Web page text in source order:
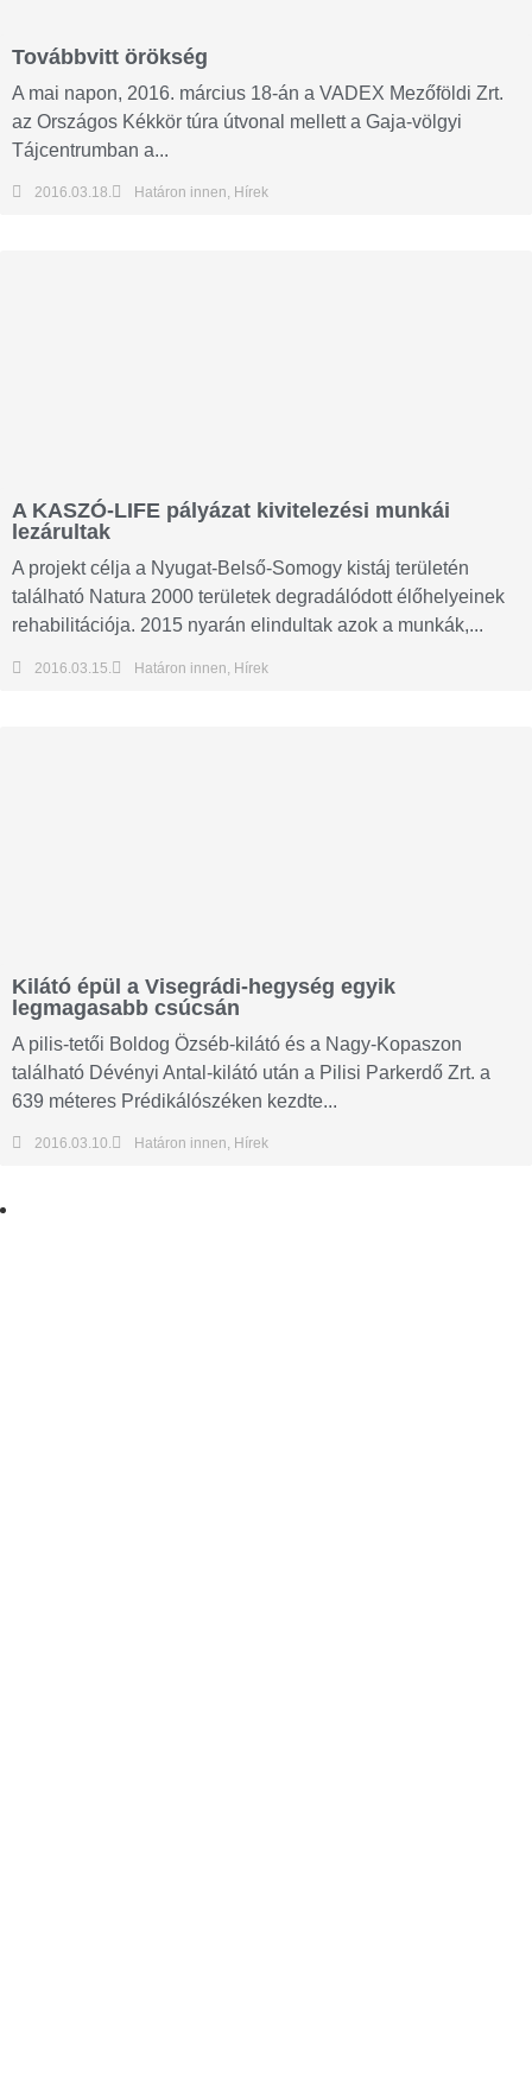
Továbbvitt örökség
A mai napon, 2016. március 18-án a VADEX Mezőföldi Zrt.
az Országos Kékkör túra útvonal mellett a Gaja-völgyi
Tájcentrumban a...
2016.03.18. Határon innen, Hírek
A KASZÓ-LIFE pályázat kivitelezési munkái
lezárultak
A projekt célja a Nyugat-Belső-Somogy kistáj területén
található Natura 2000 területek degradálódott élőhelyeinek
rehabilitációja. 2015 nyarán elindultak azok a munkák,...
2016.03.15. Határon innen Hírek
Kilátó épül a Visegrádi-hegység egyik
legmagasabb csúcsán
A pilis-tetői Boldog Özséb-kilátó és a Nagy-Kopaszon
található Dévényi Antal-kilátó után a Pilisi Parkerdő Zrt. a
639 méteres Prédikálószéken kezdte...
2016.03.10. Határon innen, Hírek